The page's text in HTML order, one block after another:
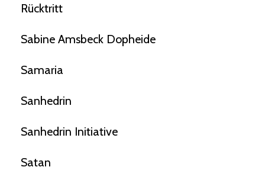
Rücktritt
Sabine Amsbeck Dopheide
Samaria
Sanhedrin
Sanhedrin Initiative
Satan